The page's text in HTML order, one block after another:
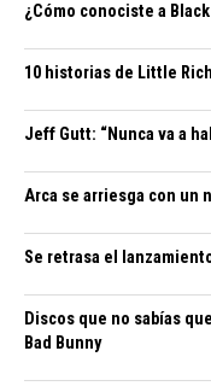
¿Cómo conociste a
10 historias de Little
Jeff Gutt: “Nunca va a
Arca se arriesga con un
Se retrasa el
Discos que no sabías
Bad Bunny